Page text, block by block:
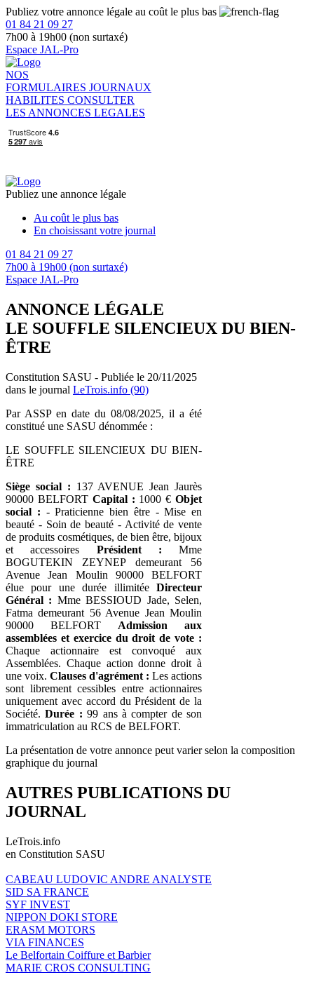
Publiez votre annonce légale au coût le plus bas
01 84 21 09 27
7h00 à 19h00 (non surtaxé)
Espace JAL-Pro
NOS
FORMULAIRES JOURNAUX
HABILITES CONSULTER
LES ANNONCES LEGALES
Publiez une annonce légale
Au coût le plus bas
En choisissant votre journal
01 84 21 09 27
7h00 à 19h00 (non surtaxé)
Espace JAL-Pro
ANNONCE LÉGALE
LE SOUFFLE SILENCIEUX DU BIEN-
ÊTRE
Constitution SASU - Publiée le 20/11/2025
dans le journal LeTrois.info (90)
Par ASSP en date du 08/08/2025, il a été
constitué une SASU dénommée :
LE SOUFFLE SILENCIEUX DU BIEN-
ÊTRE
Siège social : 137 AVENUE Jean Jaurès
90000 BELFORT Capital : 1000 €Objet
social : - Praticienne bien être - Mise en
beauté - Soin de beauté - Activité de vente
de produits cosmétiques, de bien être, bijoux
et accessoires Président : Mme
BOGUTEKIN ZEYNEP demeurant 56
Avenue Jean Moulin 90000 BELFORT
élue pour une durée illimitée Directeur
Général : Mme BESSIOUD Jade, Selen,
Fatma demeurant 56 Avenue Jean Moulin
90000 BELFORT Admission aux
assemblées et exercice du droit de vote :
Chaque actionnaire est convoqué aux
Assemblées. Chaque action donne droit à
une voix. Clauses d'agrément : Les actions
sont librement cessibles entre actionnaires
uniquement avec accord du Président de la
Société.Durée : 99 ans à compter de son
immatriculation au RCS de BELFORT.
La présentation de votre annonce peut varier selon la composition
graphique du journal
AUTRES PUBLICATIONS DU
JOURNAL
LeTrois.info
en Constitution SASU
CABEAU LUDOVIC ANDRE ANALYSTE
SID SA FRANCE
SYF INVEST
NIPPON DOKI STORE
ERASM MOTORS
VIA FINANCES
Le Belfortain Coiffure et Barbier
MARIE CROS CONSULTING